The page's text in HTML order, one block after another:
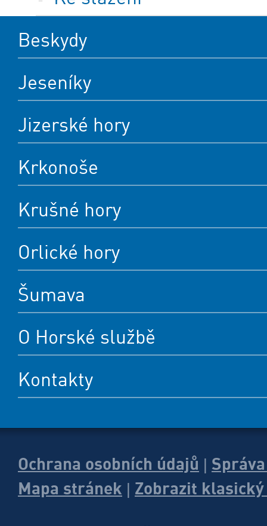
Beskydy
Jeseníky
Jizerské hory
Krkonoše
Krušné hory
Orlické hory
Šumava
O Horské službě
Kontakty
Ochrana osobních údajů |
Mapa stránek | Zobrazit